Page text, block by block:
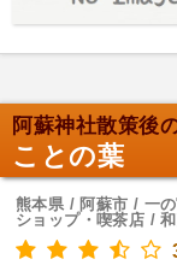
ことの葉
熊本県 / 阿蘇市 / 一
ショップ・喫茶店 /